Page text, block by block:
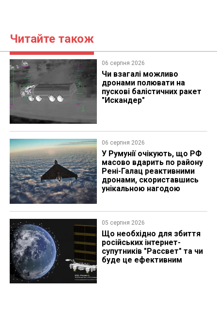
Читайте також
06 серпня 2026
Чи взагалі можливо
дронами полювати на
пускові балістичних ракет
"Искандер"
06 серпня 2026
У Румунії очікують, що РФ
масово вдарить по району
Рені-Галац реактивними
дронами, скориставшись
унікальною нагодою
05 серпня 2026
Що необхідно для збиття
російських інтернет-
супутників "Рассвет" та чи
буде це ефективним